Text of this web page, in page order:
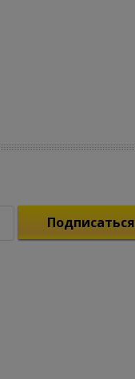
Подписаться